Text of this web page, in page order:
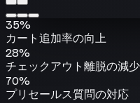
35%
カート追加率の向上
28%
チェックアウト離脱の減少
70%
プリセールス質問の対応